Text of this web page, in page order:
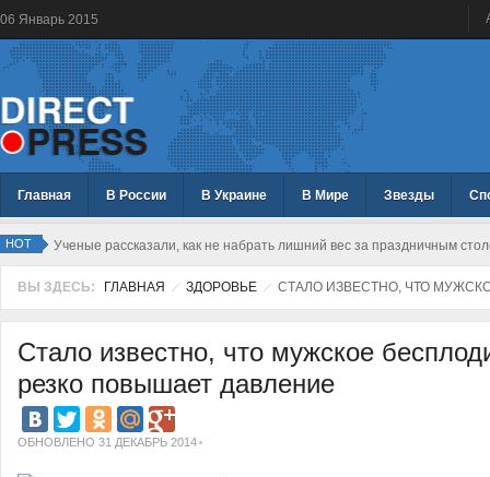
06 Январь 2015
Главная В России В Украине В Мире Звезды
HOT Ученые рассказали, как не набрать лишний вес за праздничным
ВЫ ЗДЕСЬ: ГЛАВНАЯ ЗДОРОВЬЕ СТАЛО ИЗВЕСТНО, ЧТО
Стало известно, что мужское
резко повышает давление
ОБНОВЛЕНО 31 ДЕКАБРЬ 2014